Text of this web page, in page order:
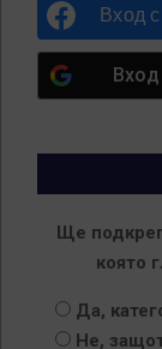
Вход с
Ще
която
Да,
Не,